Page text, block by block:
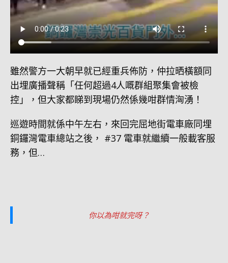
雖然警方一大朝早就已經重兵佈防，仲拉晒橫額同
出埋廣播聲稱「任何超過4人嘅群組聚集會被檢
控」，但大家都睇到現場仍然係幾咁群情洶湧！
巡遊時間就係中午左右，來回完屈地街電車廠同埋
銅鑼灣電車總站之後， #37 電車就繼續一般載客服
務，但…
你以為咁就完呀？